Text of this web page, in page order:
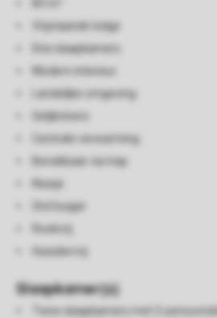
Vrijstaande lodge
Drie slaapkamers
Modern interieur
Landelijke omgeving
Gelijkvloers
Centrale verwarming
Bereikbaar via trap
Kluisje
Stofzuiger
Rookvrij
Huisdiervrij
Slaapkamer(s)
Twee slaapkamers met 2-